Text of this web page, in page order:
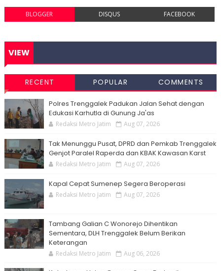
BLOGGER DISQUS FACEBOOK
VIEW
RECENT POPULAR COMMENTS
Polres Trenggalek Padukan Jalan Sehat dengan
Edukasi Karhutla di Gunung Ja'as
Redaksi Metro Jatim Aug 07, 2026
Tak Menunggu Pusat, DPRD dan Pemkab Trenggalek
Genjot Paralel Raperda dan KBAK Kawasan Karst
Redaksi Metro Jatim Aug 07, 2026
Kapal Cepat Sumenep Segera Beroperasi
Redaksi Metro Jatim Aug 07, 2026
Tambang Galian C Wonorejo Dihentikan
Sementara, DLH Trenggalek Belum Berikan
Keterangan
Redaksi Metro Jatim Aug 06, 2026